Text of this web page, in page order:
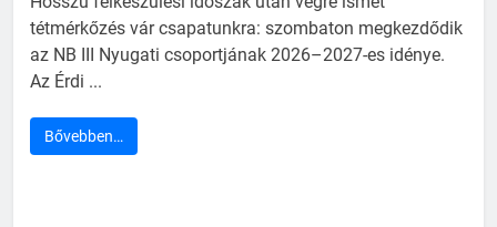
tétmérkőzés vár csapatunkra: szombaton megkezdődik
az NB III Nyugati csoportjának 2026–2027-es idénye.
Az Érdi ...
Bővebben…